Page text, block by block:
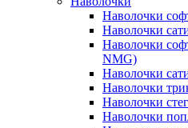
Наволочки
Наволочки
Наволочки
NMG)
Наволочки
Наволочки
Наволочки
Наволочки